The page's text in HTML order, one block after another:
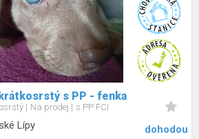
s PP - fenka
Na prodej s PP FCI
Lípy dohodou